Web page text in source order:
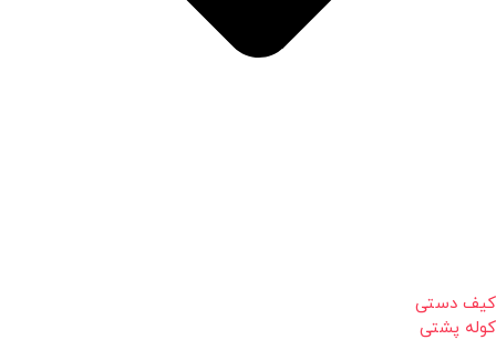
کیف دستی
کوله پشتی